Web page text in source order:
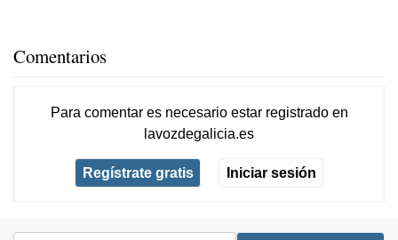
Comentarios
Para comentar es necesario estar registradoen
lavozdegalicia.es
Regístrate gratis Iniciar sesión